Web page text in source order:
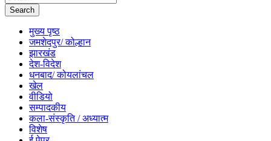
Search
मुख्य पृष्ठ
जमशेदपुर/ कोल्हान
झारखंड
देश-विदेश
धनबाद/ कोयलांचल
खेल
वीडियो
सम्पादकीय
कला-संस्कृति / अध्यात्म
विशेष